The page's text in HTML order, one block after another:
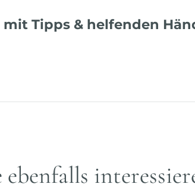
Tipps & helfenden